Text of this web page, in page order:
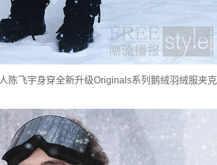
陈飞宇身穿全新升级Originals系列鹅绒羽绒服夹克